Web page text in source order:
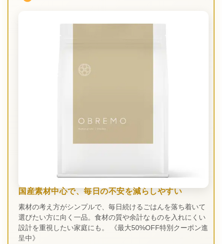
国産素材中心で、毎日の不安を減らしやすい
素材の考え方がシンプルで、毎日続けるごはんを落ち着いて
選びたい方に向く一品。食材の質や余計なものを入れにくい
設計を重視したい家庭にも。 《最大50%OFF特別クーポン進
呈中》